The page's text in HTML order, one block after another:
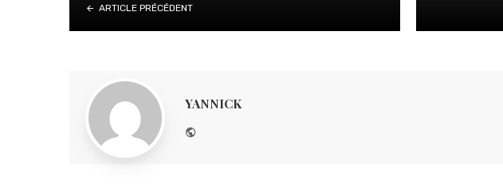
ARTICLE PRÉCÉDENT
YANNICK